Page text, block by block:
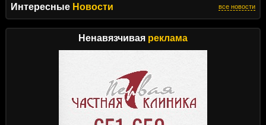
Интересные Новости все новости
Ненавязчивая реклама